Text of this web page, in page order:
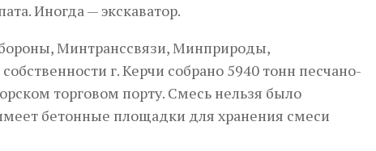
Иногда — экскаватор.
Минтранссвязи, Минприроды,
г. Керчи собрано 5940 тонн песчано-
торговом порту. Смесь нельзя было
бетонные площадки для хранения смеси